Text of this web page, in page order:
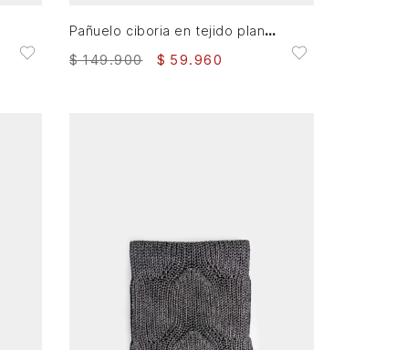
Pañuelo ciboria en tejido plano para mujer estampado
$ 149.900 $ 59.960